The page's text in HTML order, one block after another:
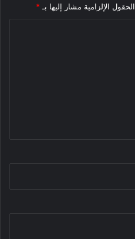
الحقول الإلزامية مشار إليها بـ *